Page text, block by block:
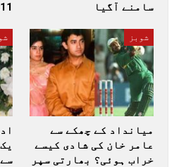
سامنے آگیا
11…
شوبز
میانداد کے چھکے سے
عامر خان کی شادی کیسے
خراب ہوئی؟ بھارتی سپر